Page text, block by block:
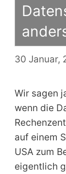
30 Januar,
Wir sagen
wenn die
auf einem
USA zum
eigentlich